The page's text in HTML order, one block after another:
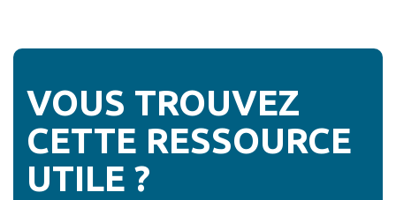
VOUS TROUVEZ
CETTE RESSOURCE
UTILE ?